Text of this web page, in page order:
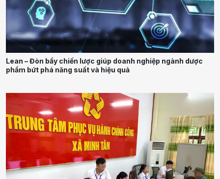
Lean – Đòn bẩy chiến lược giúp doanh nghiệp ngành dược
phẩm bứt phá năng suất và hiệu quả